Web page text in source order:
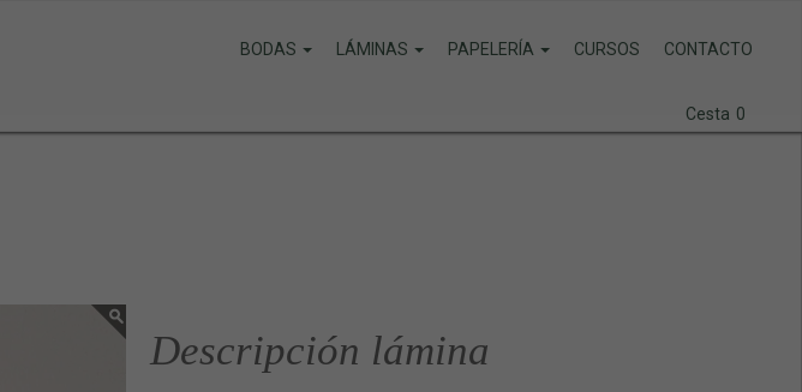
BODAS LÁMINAS PAPELERÍA CURSOS CONTACTO
Cesta 0
Descripción lámina